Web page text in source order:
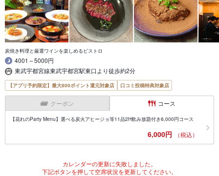
炭焼き料理と厳選ワインを楽しめるビストロ
4001～5000円
東武宇都宮線東武宇都宮駅東口より徒歩約2分
【アプリ予約限定】最大800ポイント還元対象店 口コミ投稿特典対象店
クーポン コース
【花れのParty Menu】選べる炭火アヒージョ等11品2H飲み放題付き6,000円コース
6,000円 （税込）
カレンダーの更新に失敗しました。
下記ボタンを押して空席状況を更新してください。